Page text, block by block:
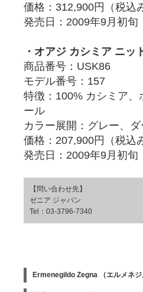
価格：312,900円（税込
発売日：2009年9月初旬
・オアジ カシミア ニッ
商品番号：USK86
モデル番号：157
特徴：100% カシミア
ール
カラー展開：グレー、
価格：207,900円（税込
発売日：2009年9月初旬
【問い合わせ先】
ゼニア ジャパン
Tel：03-3796-7340
Ermenegildo Zegna （エルメネ